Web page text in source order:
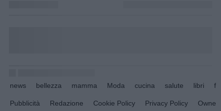
news bellezza mamma Moda cucina salute libri
Pubblicità Redazione Cookie Policy Privacy Policy